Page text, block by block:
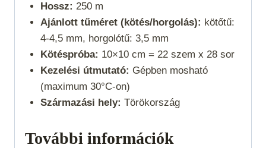
Hossz: 250 m
Ajánlott tűméret (kötés/horgolás): kötőtű:
4-4,5 mm, horgolótű: 3,5 mm
Kötéspróba: 10×10 cm = 22 szem x 28 sor
Kezelési útmutató: Gépben mosható
(maximum 30°C-on)
Származási hely: Törökország
További információk